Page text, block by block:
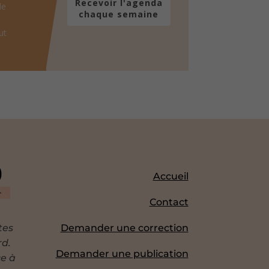
Recevoir l'agenda
chaque semaine
à
Accueil
Contact
Demander une correction
Demander une publication